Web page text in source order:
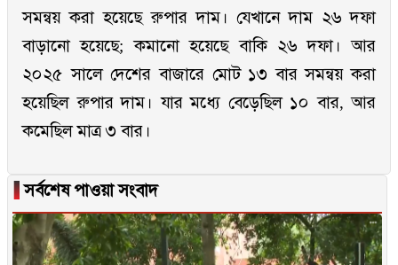
সমন্বয় করা হয়েছে রুপার দাম। যেখানে দাম ২৬ দফা
বাড়ানো হয়েছে; কমানো হয়েছে বাকি ২৬ দফা। আর
২০২৫ সালে দেশের বাজারে মোট ১৩ বার সমন্বয় করা
হয়েছিল রুপার দাম। যার মধ্যে বেড়েছিল ১০ বার, আর
কমেছিল মাত্র ৩ বার।
▐সর্বশেষ পাওয়া সংবাদ